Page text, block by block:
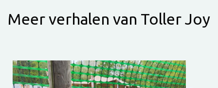
Meer verhalen van Toller Joy